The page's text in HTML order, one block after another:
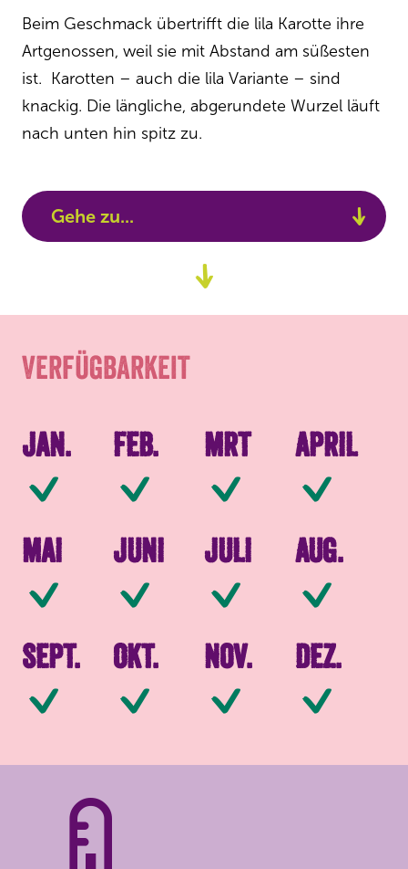
Beim Geschmack übertrifft die lila Karotte ihre
Artgenossen, weil sie mit Abstand am süßesten
ist. Karotten – auch die lila Variante – sind
knackig. Die längliche, abgerundete Wurzel läuft
nach unten hin spitz zu.
Gehe zu...
Verpackung
Verfügbarkeit
Jan.
Verfügbar
Feb.
Verfügbar
Mrt
Verfügbar
April
Mai
Verfügbar
Juni
Verfügbar
Juli
Verfügbar
Aug.
Sept.
Verfügbar
Okt.
Verfügbar
Nov.
Verfügbar
Dez.